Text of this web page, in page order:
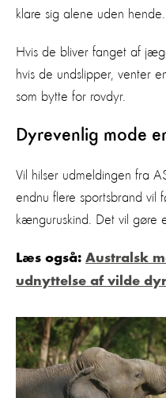
klare sig alene uden hende.
Hvis de bliver fanget af
hvis de undslipper, venter
som bytte for rovdyr.
Dyrevenlig mode
Vil hilser udmeldingen fra
endnu flere sportsbrand
kænguruskind. Det vil gøre
Læs også: Australsk
udnyttelse af vilde dyr